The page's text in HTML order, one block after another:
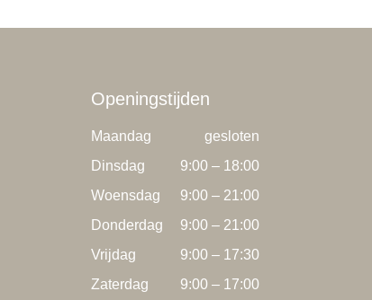
Openingstijden
Maandag
gesloten
Dinsdag
9:00 – 18:00
Woensdag
9:00 – 21:00
Donderdag
9:00 – 21:00
Vrijdag
9:00 – 17:30
Zaterdag
9:00 – 17:00